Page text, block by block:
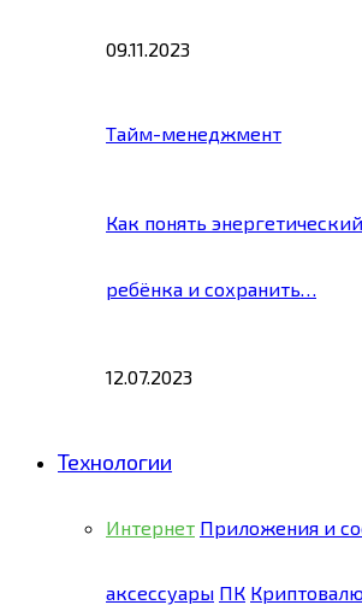
09.11.2023
Тайм-менеджмент
Как понять
ребёнка и сохранить…
12.07.2023
Технологии
Интернет Приложения и
аксессуары ПК